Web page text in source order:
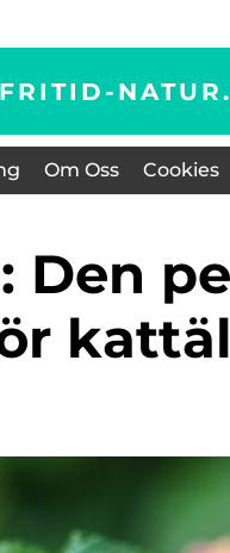
FRITID-NATUR.
Om Oss Cookies